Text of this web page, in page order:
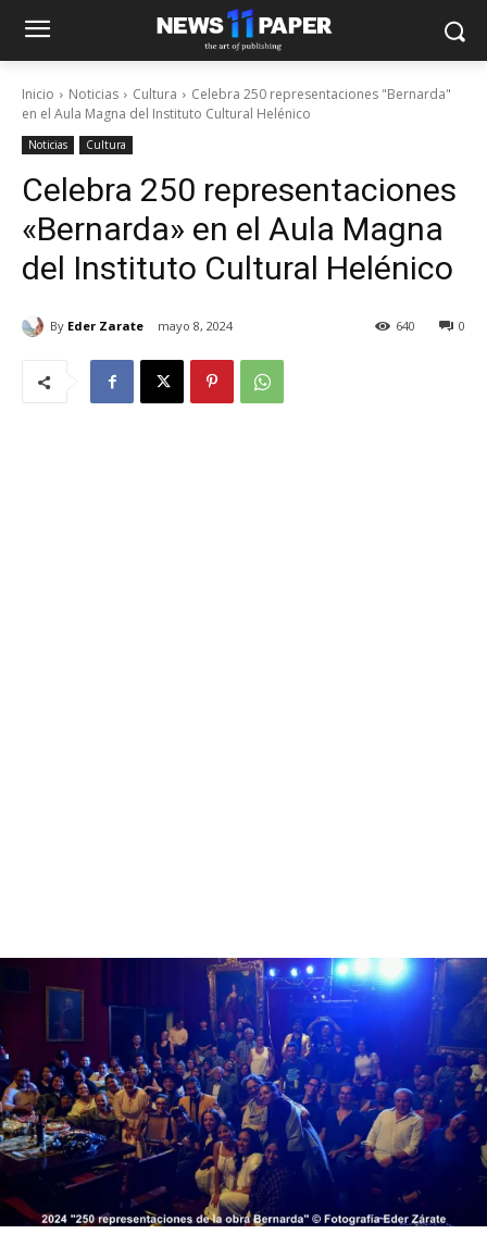
Inicio Noticias Cultura
Celebra 250 representaciones "Bernarda"
en el Aula Magna del Instituto Cultural Helénico
Noticias Cultura
Celebra 250 representaciones
«Bernarda» en el Aula Magna
del Instituto Cultural Helénico
By Eder Zarate mayo 8, 2024 0
640